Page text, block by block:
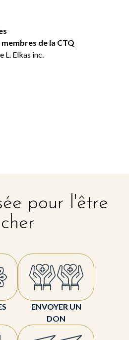
de la CTQ
L. Elkas inc.
pour l'être
cher
ENVOYER UN
DON